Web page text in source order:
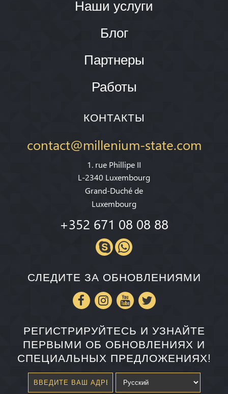
Наши услуги
Блог
Партнеры
Работы
КОНТАКТЫ
contact@millenium-state.com
1. rue Phillipe II
L-2340 Luxembourg
Grand-Duché de
Luxembourg
+352 671 08 08 88
СЛЕДИТЕ ЗА ОБНОВЛЕНИЯМИ
РЕГИСТРИРУЙТЕСЬ И УЗНАЙТЕ
ПЕРВЫМИ ОБ ОБНОВЛЕНИЯХ И
СПЕЦИАЛЬНЫХ ПРЕДЛОЖЕНИЯХ!